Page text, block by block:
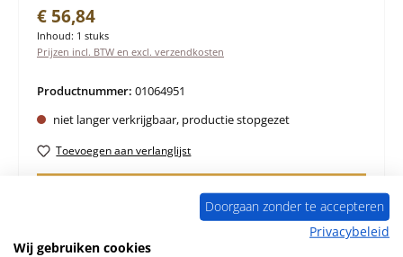
Normale prijs:
€ 56,84
Inhoud: 1 stuks
Prijzen incl. BTW en excl. verzendkosten
Productnummer: 01064951
niet langer verkrijgbaar, productie stopgezet
Toevoegen aan verlanglijst
Doorgaan zonder te accepteren
Privacybeleid
Wij gebruiken cookies